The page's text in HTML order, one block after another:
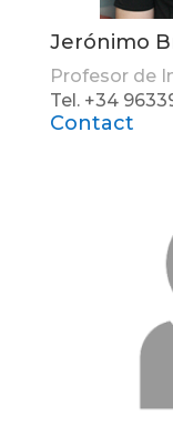
Jerónimo
Profesor de
Tel. +34
Contact